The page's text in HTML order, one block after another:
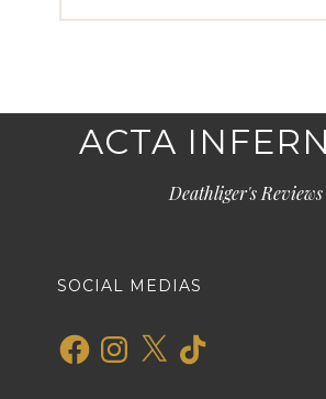
ACTA
Deathliger's Reviews
SOCIAL MEDIAS
FacebookInstagram
X TikTok